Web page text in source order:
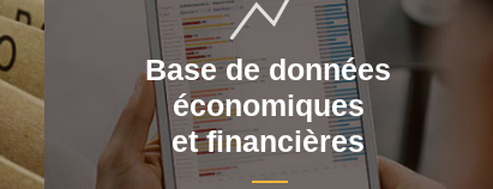
Base de données
économiques
et financières